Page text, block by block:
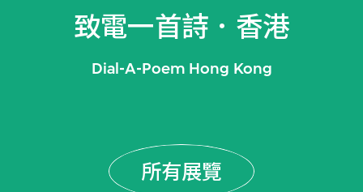
致電一首詩．香港
Dial-A-Poem Hong Kong
所有展覽